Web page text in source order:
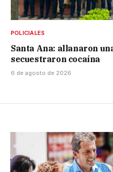
POLICIALES
Santa Ana: allanaron
secuestraron cocaína
6 de agosto de 2026